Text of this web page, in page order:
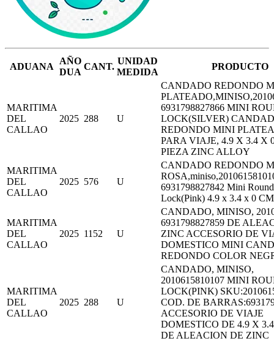
ADUANA
AÑO
DUA
CANT.
UNIDAD
MEDIDA
PRODUCTO
MARITIMA
DEL
CALLAO
2025 288 U
CANDADO REDONDO
6931798827866 MINI
LOCK(SILVER)
REDONDO MINI
PARA VIAJE, 4.9 X 3.4 X
PIEZA ZINC ALLOY
MARITIMA
DEL
CALLAO
2025 576 U
CANDADO REDONDO
6931798827842 Mini Round
Lock(Pink) 4.9 x 3.4 x 0 CM
MARITIMA
DEL
CALLAO
2025 1152 U
CANDADO, MINISO,
6931798827859 DE
ZINC ACCESORIO DE
DOMESTICO MINI
REDONDO COLOR
MARITIMA
DEL
CALLAO
2025 288 U
CANDADO, MINISO,
2010615810107 MINI
LOCK(PINK)
COD. DE
ACCESORIO DE VIAJE
DOMESTICO DE 4.9 X
DE ALEACION DE ZINC